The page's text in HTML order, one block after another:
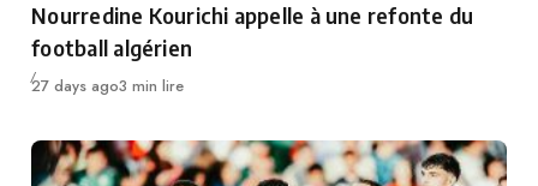
Nourredine Kourichi appelle à une refonte du
football algérien
Publié
27 days ago3 min lire